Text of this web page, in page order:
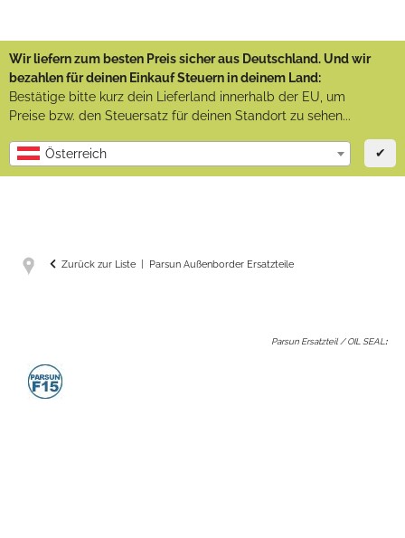
Wir liefern zum besten Preis sicher aus Deutschland. Und wir
bezahlen für deinen Einkauf Steuern in deinem Land:
Bestätige bitte kurz dein Lieferland innerhalb der EU, um
Preise bzw. den Steuersatz für deinen Standort zu sehen...
Österreich ✔
Zurück zur Liste Parsun Außenborder Ersatzteile
Parsun Ersatzteil / OIL SEAL :